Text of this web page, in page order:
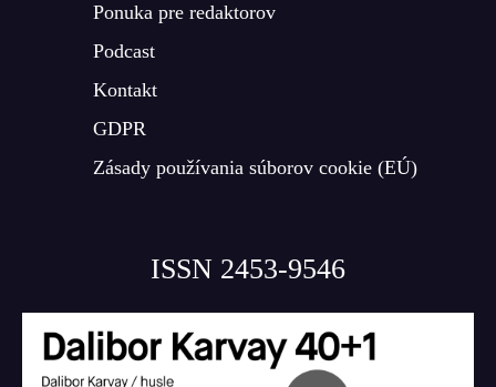
Ponuka pre redaktorov
Podcast
Kontakt
GDPR
Zásady používania súborov cookie (EÚ)
ISSN 2453-9546